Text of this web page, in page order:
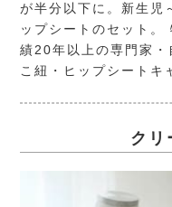
が半分以下に。新生児
ップシートのセット。
績20年以上の専門家・
こ紐・ヒップシートキ
クリ